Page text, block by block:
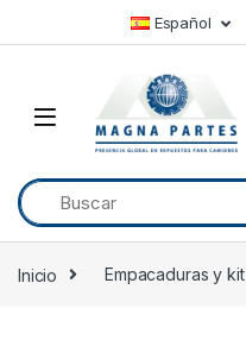
Skip to navigation Español
Inicio Empacaduras y kit